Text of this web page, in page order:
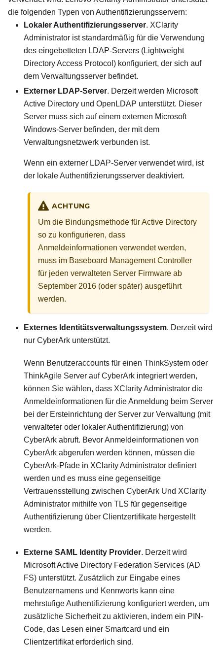
die folgenden Typen von Authentifizierungsservern:
Lokaler Authentifizierungsserver. XClarity
Administrator ist standardmäßig für die Verwendung
des eingebetteten LDAP-Servers (Lightweight
Directory Access Protocol) konfiguriert, der sich auf
dem Verwaltungsserver befindet.
Externer LDAP-Server. Derzeit werden Microsoft
Active Directory und OpenLDAP unterstützt. Dieser
Server muss sich auf einem externen Microsoft
Windows-Server befinden, der mit dem
Verwaltungsnetzwerk verbunden ist.
Wenn ein externer LDAP-Server verwendet wird, ist
der lokale Authentifizierungsserver deaktiviert.
ACHTUNG
Um die Bindungsmethode für Active Directory
so zu konfigurieren, dass
Anmeldeinformationen verwendet werden,
muss im Baseboard Management Controller
für jeden verwalteten Server Firmware ab
September 2016 (oder später) ausgeführt
werden.
Externes Identitätsverwaltungssystem. Derzeit wird
nur CyberArk unterstützt.
Wenn Benutzeraccounts für einen ThinkSystem oder
ThinkAgile Server auf CyberArk integriert werden,
können Sie wählen, dass XClarity Administrator die
Anmeldeinformationen für die Anmeldung beim Server
bei der Ersteinrichtung der Server zur Verwaltung (mit
verwalteter oder lokaler Authentifizierung) von
CyberArk abruft. Bevor Anmeldeinformationen von
CyberArk abgerufen werden können, müssen die
CyberArk-Pfade in XClarity Administrator definiert
werden und es muss eine gegenseitige
Vertrauensstellung zwischen CyberArk Und XClarity
Administrator mithilfe von TLS für gegenseitige
Authentifizierung über Clientzertifikate hergestellt
werden.
Externe SAML Identity Provider. Derzeit wird
Microsoft Active Directory Federation Services (AD
FS) unterstützt. Zusätzlich zur Eingabe eines
Benutzernamens und Kennworts kann eine
mehrstufige Authentifizierung konfiguriert werden, um
zusätzliche Sicherheit zu aktivieren, indem ein PIN-
Code, das Lesen einer Smartcard und ein
Clientzertifikat erforderlich sind.